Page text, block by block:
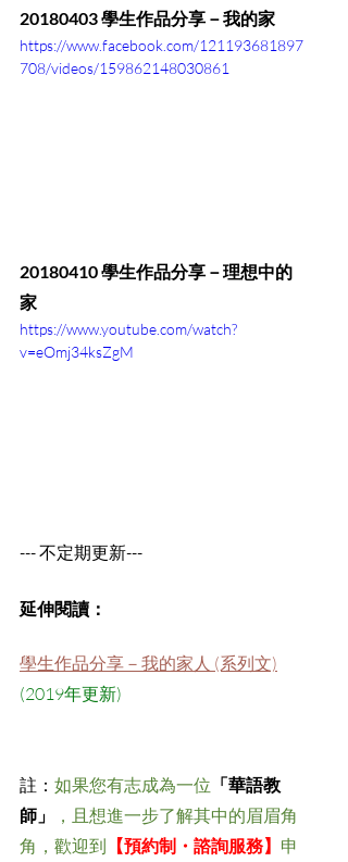
20180403 學生作品分享－我的家
https://www.facebook.com/121193681897
708/videos/159862148030861
20180410 學生作品分享－理想中的
家
https://www.youtube.com/watch?
v=eOmj34ksZgM
--- 不定期更新---
延伸閱讀：
學生作品分享－我的家人 (系列文)
(2019年更新)
註： 如果您有志成為一位 「華語教
師」
，且想進一步了解其中的眉眉角
角，歡迎到 【預約制・諮詢服務】 申